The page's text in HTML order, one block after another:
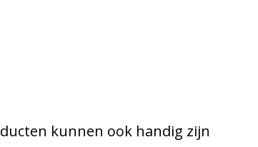
kunnen ook handig zijn